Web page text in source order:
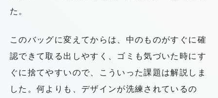
た。
このバッグに変えてからは、中のものがすぐに確
認できて取る出しやすく、ゴミも気づいた時にす
ぐに捨てやすいので、こういった課題は解説しま
した。何よりも、デザインが洗練されているの